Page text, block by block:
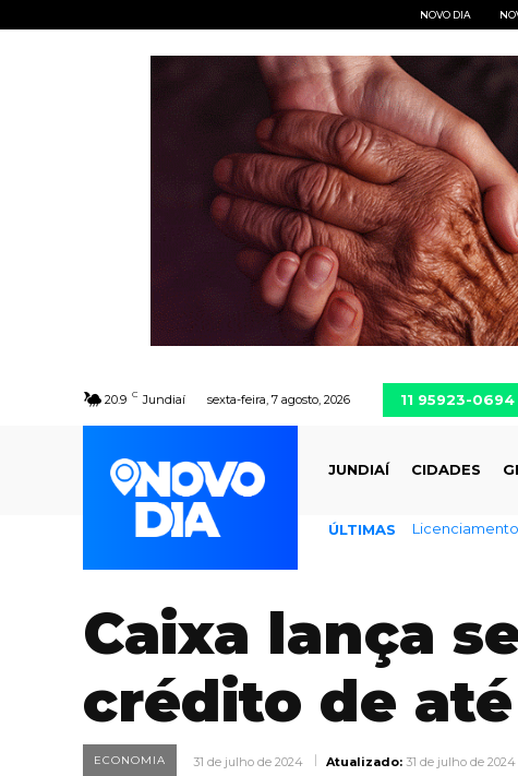
NOVO DIA
20.9 C Jundiaí sexta-feira, 7 agosto, 2026 11 95923-0694
JUNDIAÍ CIDADES
ÚLTIMAS
Caixa lança
crédito de até
ECONOMIA 31 de julho de 2024 Atualizado: 31 de julho de 2024